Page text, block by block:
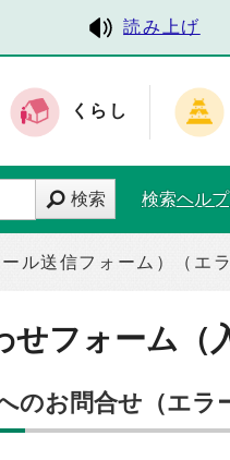
読み上げ
くらし
検索 検索ヘルプ
ル送信フォーム）（エラ
フォーム（
のお問合せ（エラ